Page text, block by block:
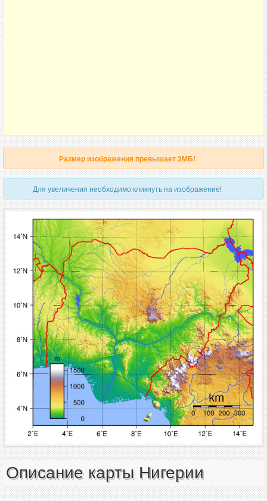
Размер изображения превышает 2МБ!
Для увеличения необходимо кликнуть на изображение!
Описание карты Нигерии